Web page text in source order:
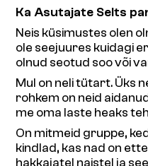
Ka Asutajate Selts
Neis küsimustes olen
ole seejuures kuidagi
olnud seotud soo või
Mul on neli tütart. Üks
rohkem on neid
me oma laste heaks
On mitmeid gruppe,
kindlad, kas nad on
hakkajatel naistel ja